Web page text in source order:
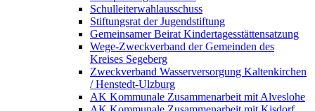
Schulleiterwahlausschuss
Stiftungsrat der Jugendstiftung
Gemeinsamer Beirat Kindertagesstättensatzung
Wege-Zweckverband der Gemeinden des
Kreises Segeberg
Zweckverband Wasserversorgung Kaltenkirchen
/ Henstedt-Ulzburg
AK Kommunale Zusammenarbeit mit Alveslohe